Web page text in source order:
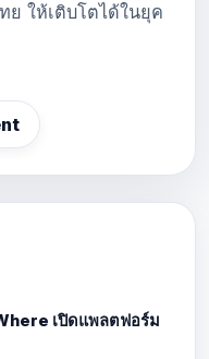
ย ให้เติบโตได้ในยุค
เปิดแพลตฟอร์ม